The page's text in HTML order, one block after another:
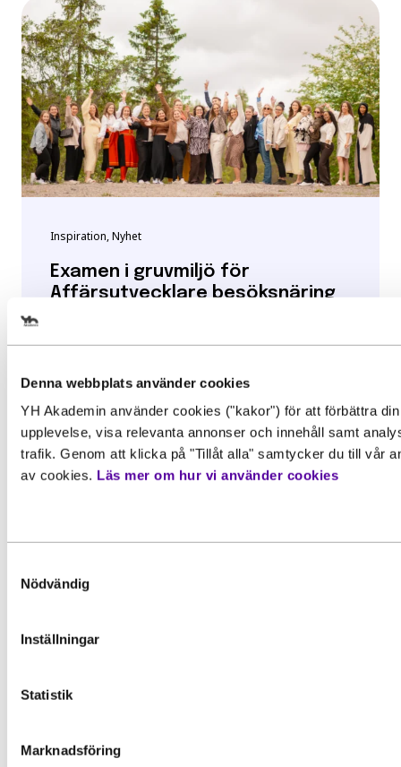
Denna webbplats använder cookies
YH Akademin använder cookies ("kakor") för att förbättra din
upplevelse, visa relevanta annonser och innehåll samt
trafik. Genom att klicka på "Tillåt alla" samtycker du till vår
av cookies. Läs mer om hur vi använder cookies
Nödvändig
Inställningar
Statistik
Marknadsföring
Inspiration, Nyhet
Examen i gruvmiljö för
Affärsutvecklare besöksnäring
för de...
Läs mer
YH-flex utbildningar – hitta rätt
Välj det startdatum som passar
Gör en intresseanmälan för att
mer information om den här
utbildningen
Förnamn*
Efternamn
grundläggande behörighetskrav. Det innebär att du
måste ha en gymnasieexamen eller motsvarande
utbildningar kan också ha särskilda
på en YH-utbildning hos Myndigheten för
eller samordningsnummer. Detta för att